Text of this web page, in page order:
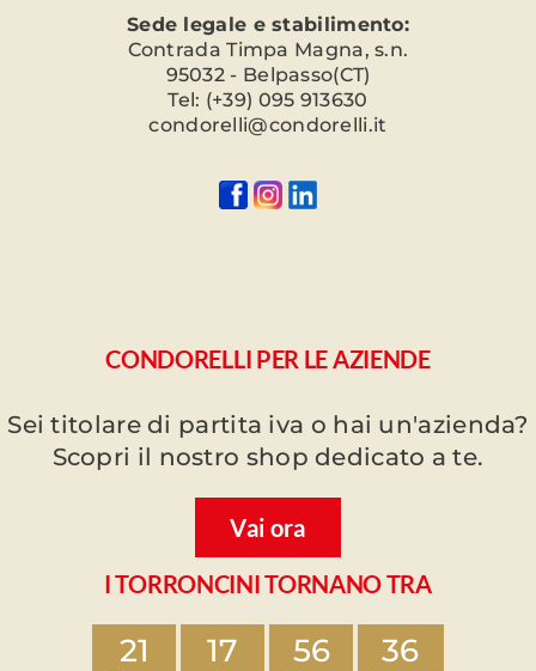
Sede legale e stabilimento:
Contrada Timpa Magna, s.n.
95032 - Belpasso(CT)
Tel: (+39) 095 913630
condorelli@condorelli.it
CONDORELLI PER LE AZIENDE
Sei titolare di partita iva o hai un'azienda?
Scopri il nostro shop dedicato a te.
Vai ora
I TORRONCINI TORNANO TRA
21 17 56 36